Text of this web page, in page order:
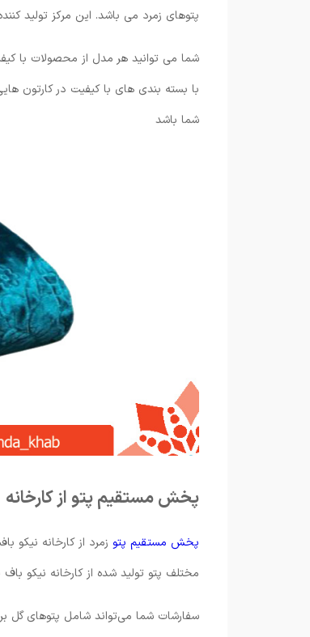
پتوهای زمرد می باشد. این مرکز تولید
شما می توانید هر مدل از محصولات با
با بسته بندی های با کیفیت در کارتون
شما باشد
پخش مستقیم پتو از کارخانه
پخش مستقیم پتو زمرد از کارخانه نیکو
مختلف پتو تولید شده از کارخانه نیکو
سفارشات شما می‌تواند شامل پتوهای گل